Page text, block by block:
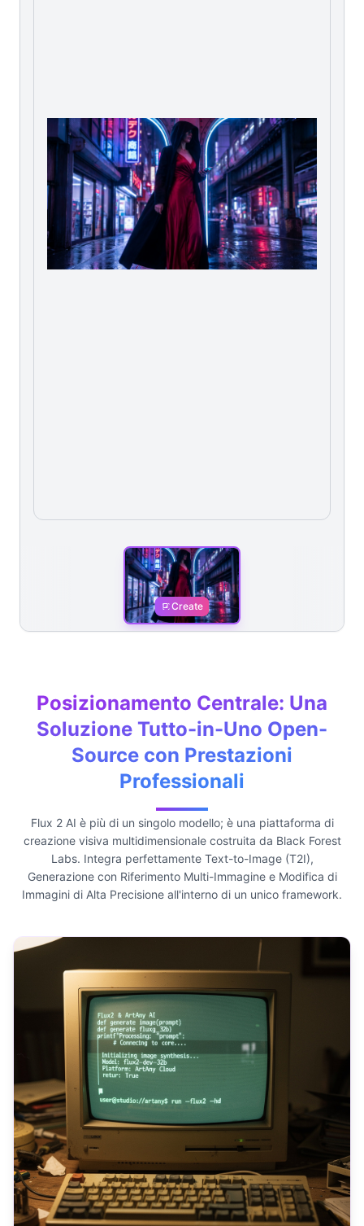
Create
Posizionamento Centrale: Una
Soluzione Tutto-in-Uno Open-
Source con Prestazioni
Professionali
Flux 2 AI è più di un singolo modello; è una piattaforma di
creazione visiva multidimensionale costruita da Black Forest
Labs. Integra perfettamente Text-to-Image (T2I),
Generazione con Riferimento Multi-Immagine e Modifica di
Immagini di Alta Precisione all'interno di un unico framework.